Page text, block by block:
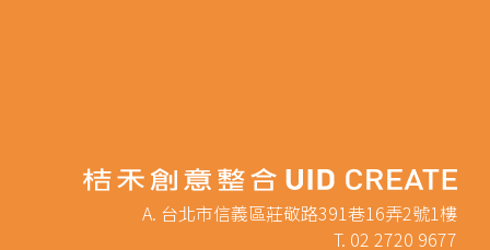
A. 台北市信義區莊敬路391巷16弄2號1樓
T. 02 2720 9677